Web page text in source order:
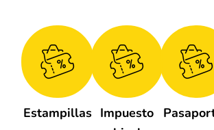
Estampillas Impuesto